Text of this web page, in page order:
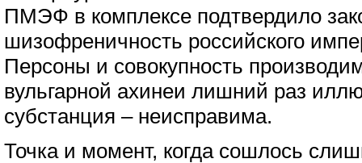
ПМЭФ в комплексе подтвердило
шизофреничность российского
Персоны и совокупность
вульгарной ахинеи лишний раз
субстанция – неисправима.
Точка и момент, когда сошлось